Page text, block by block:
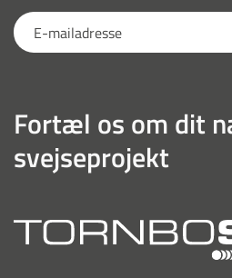
Fortæl os om dit
svejseprojekt